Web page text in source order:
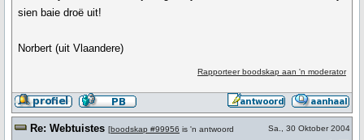
sien baie droë uit!
Norbert (uit Vlaandere)
Rapporteer boodskap aan 'n moderator
Re: Webtuistes [boodskap #99956 is 'n antwoord
Sa., 30 Oktober 2004